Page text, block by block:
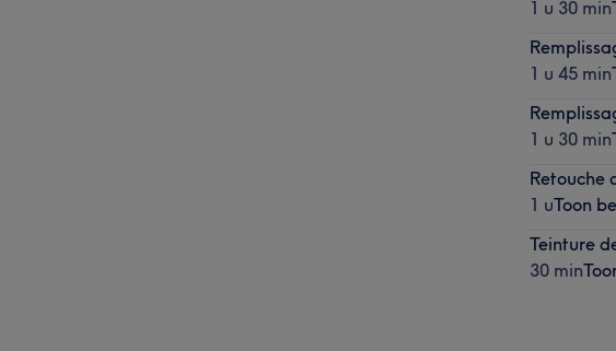
1 u 30 min
1 u 45 min
1 u 30 min
Retouche
1 uToon
Teinture
30 min